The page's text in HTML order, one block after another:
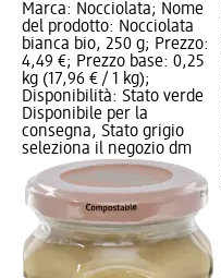
Marca: Nocciolata; Nome
del prodotto: Nocciolata
bianca bio, 250 g; Prezzo:
4,49 €; Prezzo base: 0,25
kg (17,96 € / 1 kg);
Disponibilità: Stato verde
Disponibile per la
consegna, Stato grigio
seleziona il negozio dm